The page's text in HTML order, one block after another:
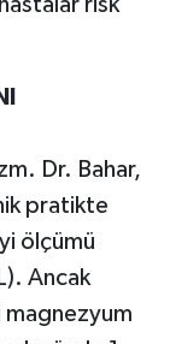
Dr. Bahar,
pratikte
ölçümü
Ancak
magnezyum